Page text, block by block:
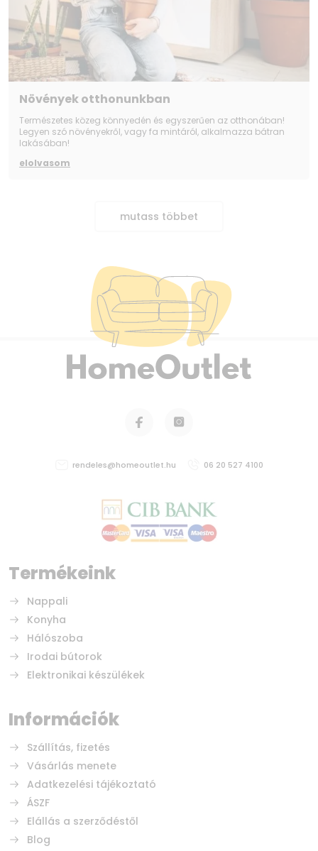
Növények otthonunkban
Természetes közeg könnyedén és egyszerűen az otthonában!
Legyen szó növényekről, vagy fa mintáról, alkalmazza bátran
lakásában!
elolvasom
mutass többet
Termékeink
Nappali
Konyha
Hálószoba
Irodai bútorok
Elektronikai készülékek
rendeles@homeoutlet.hu 06 20 527 4100
Információk
Szállítás, fizetés
Vásárlás menete
Adatkezelési tájékoztató
ÁSZF
Elállás a szerződéstől
Blog